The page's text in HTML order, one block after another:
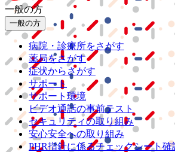
一般の方
一般の方
病院・診療所をさがす
薬局をさがす
症状からさがす
サポート
サポート環境
ビデオ通話の事前テスト
セキュリティの取り組み
安心安全への取り組み
PHR指針に係るチェックシート確